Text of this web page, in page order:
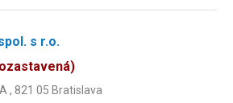
s r.o.
, 821 05 Bratislava